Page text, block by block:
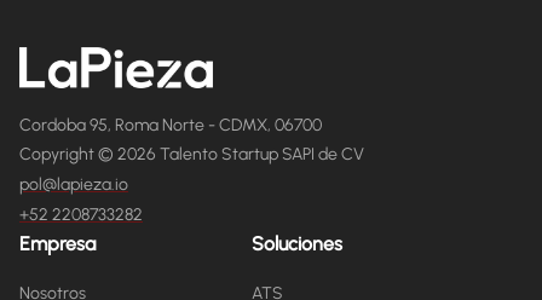
Cordoba 95, Roma Norte - CDMX, 06700
Copyright © 2026 Talento Startup SAPI de CV
pol@lapieza.io
+52 2208733282
Empresa
Nosotros
Soluciones
ATS